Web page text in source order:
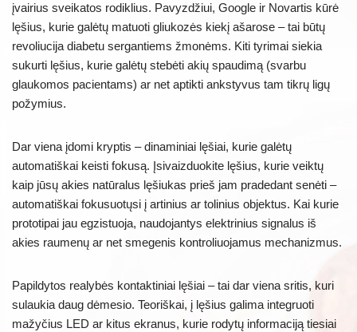
įvairius sveikatos rodiklius. Pavyzdžiui, Google ir Novartis kūrė
lęšius, kurie galėtų matuoti gliukozės kiekį ašarose – tai būtų
revoliucija diabetu sergantiems žmonėms. Kiti tyrimai siekia
sukurti lęšius, kurie galėtų stebėti akių spaudimą (svarbu
glaukomos pacientams) ar net aptikti ankstyvus tam tikrų ligų
požymius.
Dar viena įdomi kryptis – dinaminiai lęšiai, kurie galėtų
automatiškai keisti fokusą. Įsivaizduokite lęšius, kurie veiktų
kaip jūsų akies natūralus lęšiukas prieš jam pradedant senėti –
automatiškai fokusuotųsi į artinius ar tolinius objektus. Kai kurie
prototipai jau egzistuoja, naudojantys elektrinius signalus iš
akies raumenų ar net smegenis kontroliuojamus mechanizmus.
Papildytos realybės kontaktiniai lęšiai – tai dar viena sritis, kuri
sulaukia daug dėmesio. Teoriškai, į lęšius galima integruoti
mažyčius LED ar kitus ekranus, kurie rodytų informaciją tiesiai